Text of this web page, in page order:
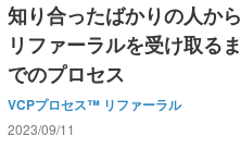
知り合ったばかりの人から
リファーラルを受け取るま
でのプロセス
VCPプロセス™ リファーラル
2023/09/11